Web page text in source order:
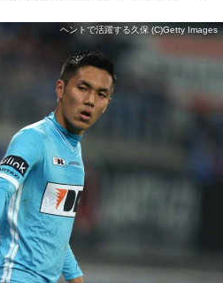
ヘントで活躍する久保 (C)Getty Images